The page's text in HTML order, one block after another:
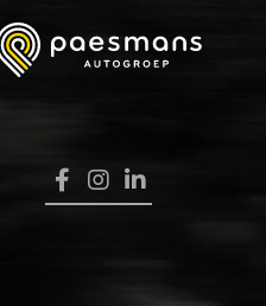
VERKOOP
RENAULT PRO+
VERHUUR